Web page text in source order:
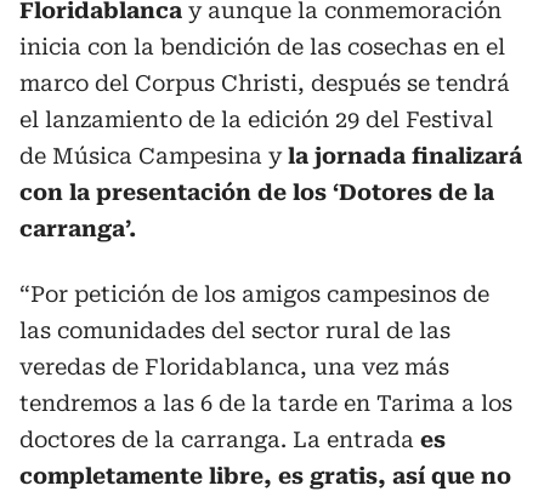
Floridablanca y aunque la conmemoración
inicia con la bendición de las cosechas en el
marco del Corpus Christi, después se tendrá
el lanzamiento de la edición 29 del Festival
de Música Campesina yla jornada finalizará
con la presentación de los ‘Dotores de la
carranga’.
“Por petición de los amigos campesinos de
las comunidades del sector rural de las
veredas de Floridablanca, una vez más
tendremos a las 6 de la tarde en Tarima a los
doctores de la carranga. La entrada es
completamente libre, es gratis, así que no